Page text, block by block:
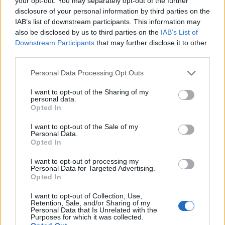
disclosure of your personal information by third parties on the
IAB’s list of downstream participants. This information may
also be disclosed by us to third parties on the IAB’s List of
Downstream Participants that may further disclose it to other
Personal Data Processing Opt Outs
I want to opt-out of the Sharing of my
personal data.
Opted In
I want to opt-out of the Sale of my
Personal Data.
Opted In
I want to opt-out of processing my
Personal Data for Targeted Advertising.
Opted In
I want to opt-out of Collection, Use,
Retention, Sale, and/or Sharing of my
Personal Data that Is Unrelated with the
Purposes for which it was collected.
για την Παγκόσμια Ημέρα Εμπορίας
Ανθρώπων
30.07.2026 09:19
Τρίπολη: Ο καιρός σήμερα, 30
30.07.2026 08:47
«Κολοκοτρώνης» παίρνει τον
δρόμο του!